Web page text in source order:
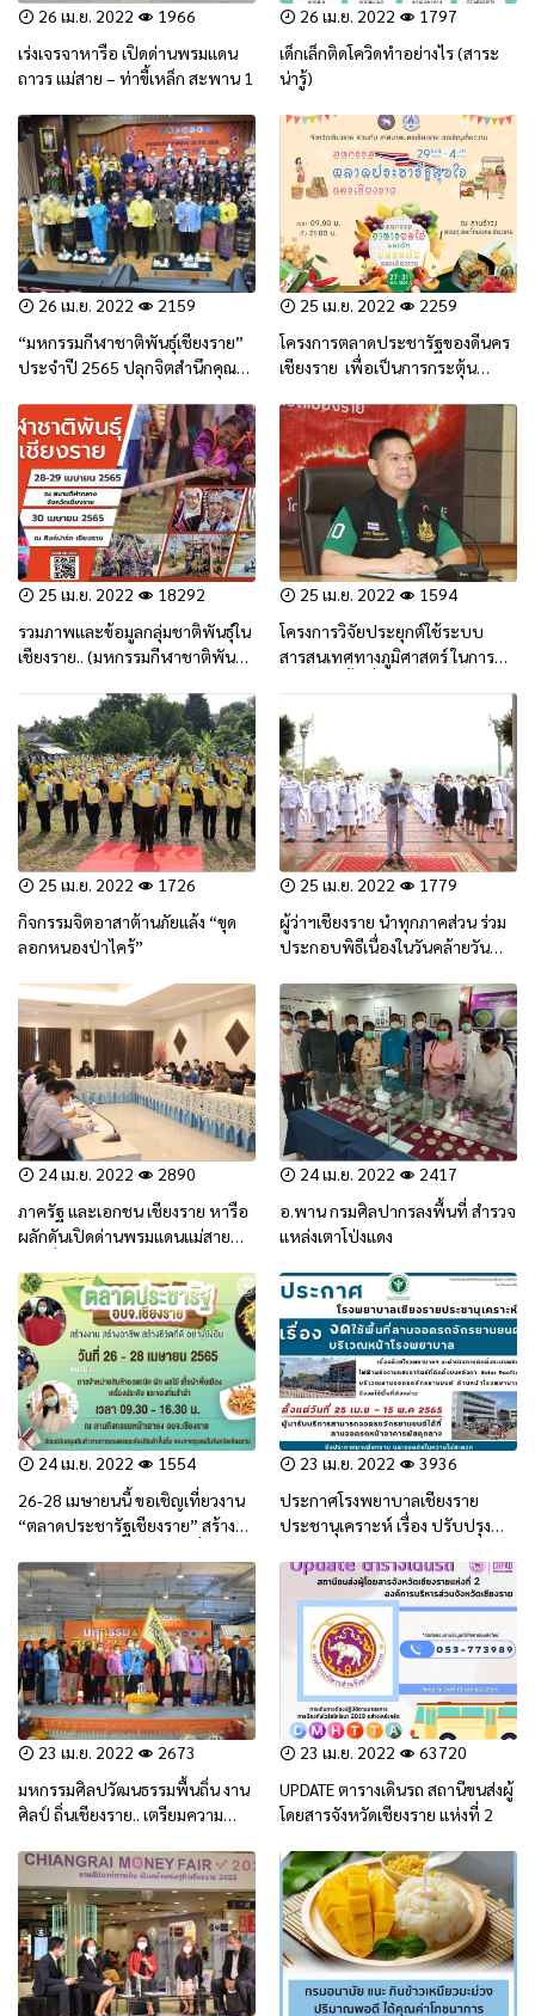
26 เม.ย. 2022
1966
เร่งเจรจาหารือ เปิดด่านพรมแดน
ถาวร เเม่สาย – ท่าขี้เหล็ก สะพาน 1
26 เม.ย. 2022
1797
เด็กเล็กติดโควิดทำอย่างไร (สาระ
น่ารู้)
26 เม.ย. 2022
2159
“มหกรรมกีฬาชาติพันธุ์เชียงราย”
ประจำปี 2565 ปลุกจิตสำนึกคุณค่า
25 เม.ย. 2022
2259
โครงการตลาดประชารัฐของดีนคร
เชียงราย เพื่อเป็นการกระตุ้น
25 เม.ย. 2022
18292
รวมภาพและข้อมูลกลุ่มชาติพันธุ์ใน
เชียงราย.. (มหกรรมกีฬาชาติพันธุ์
25 เม.ย. 2022
1594
โครงการวิจัยประยุกต์ใช้ระบบ
สารสนเทศทางภูมิศาสตร์ ในการ
25 เม.ย. 2022
1726
กิจกรรมจิตอาสาต้านภัยแล้ง “ขุด
ลอกหนองป่าไคร้”
25 เม.ย. 2022
1779
ผู้ว่าฯเชียงราย นำทุกภาคส่วน ร่วม
ประกอบพิธีเนื่องในวันคล้ายวัน
24 เม.ย. 2022
2890
ภาครัฐ และเอกชน เชียงราย หารือ
ผลักดันเปิดด่านพรมแดนแม่สาย
หลังซบเซา กว่า 2 ปี
24 เม.ย. 2022
2417
อ.พาน กรมศิลปากรลงพื้นที่ สำรวจ
แหล่งเตาโป่งแดง
24 เม.ย. 2022
1554
26-28 เมษายนนี้ ขอเชิญเที่ยวงาน
“ตลาดประชารัฐเชียงราย” สร้าง
ยั่งยืน
23 เม.ย. 2022
3936
ประกาศโรงพยาบาลเชียงราย
ประชานุเคราะห์ เรื่อง ปรับปรุง
โรงพยาบาล
23 เม.ย. 2022
2673
มหกรรมศิลปวัฒนธรรมพื้นถิ่น งาน
ศิลป์ ถิ่นเชียงราย.. เตรียมความ
Biennale, Chiang Rai 2023
23 เม.ย. 2022
63720
UPDATE ตารางเดินรถ สถานีขนส่งผู้
โดยสารจังหวัดเชียงราย แห่งที่ 2